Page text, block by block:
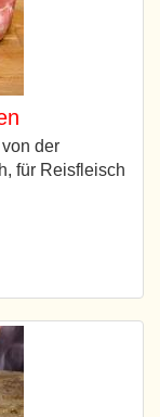
der
für Reisfleisch